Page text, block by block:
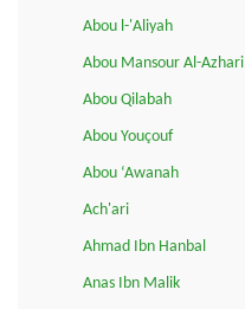
Abou l-'Aliyah
Abou Mansour Al-Azhari
Abou Qilabah
Abou Youçouf
Abou ‘Awanah
Ach'ari
Ahmad Ibn Hanbal
Anas Ibn Malik